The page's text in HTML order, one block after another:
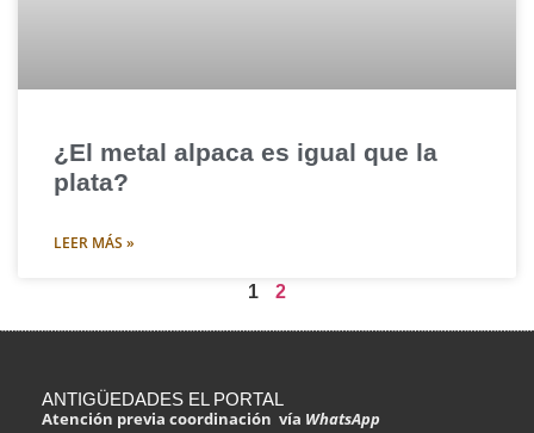
¿El metal alpaca es igual que la
plata?
LEER MÁS »
1 2
ANTIGÜEDADES EL PORTAL
Atención previa coordinación vía WhatsApp